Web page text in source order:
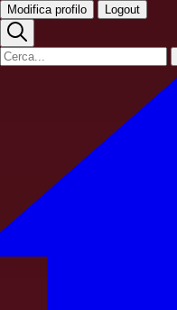
Modifica profilo Logout